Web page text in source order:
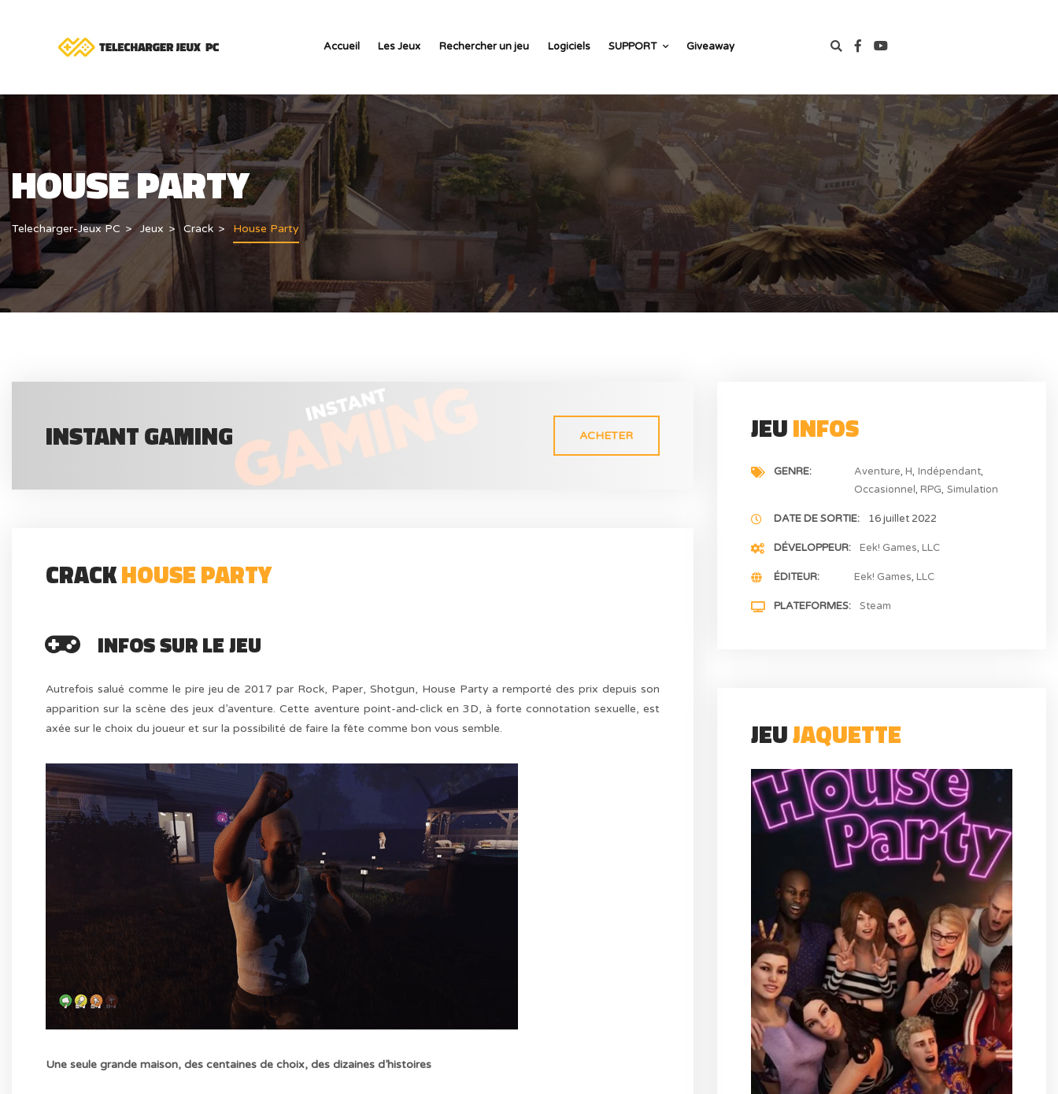
Accueil Les Jeux Rechercher un jeu Logiciels SUPPORT Giveaway
HOUSE PARTY
Telecharger-Jeux PC Jeux Crack House Party
INSTANT GAMING ACHETER
CRACKHOUSE PARTY
INFOS SUR LE JEU
Autrefois salué comme le pire jeu de 2017 par Rock, Paper, Shotgun, House Party a remporté des prix depuis son
apparition sur la scène des jeux d’aventure. Cette aventure point-and-click en 3D, à forte connotation sexuelle, est
axée sur le choix du joueur et sur la possibilité de faire la fête comme bon vous semble.
Une seule grande maison, des centaines de choix, des dizaines d’histoires
JEUINFOS
GENRE Aventure H Indépendant
Occasionnel RPG Simulation
DATE DE SORTIE 16 juillet 2022
DÉVELOPPEUR Eek! Games LLC
ÉDITEUR Eek! Games LLC
PLATEFORMES Steam
JEUJAQUETTE